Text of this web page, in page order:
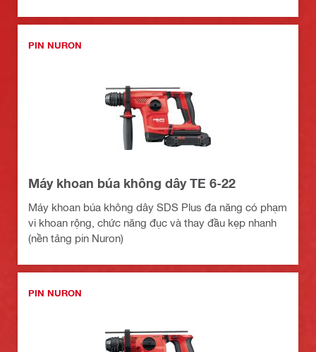
PIN NURON
Máy khoan búa không dây TE 6-22
Máy khoan búa không dây SDS Plus đa năng có phạm
vi khoan rộng, chức năng đục và thay đầu kẹp nhanh
(nền tảng pin Nuron)
PIN NURON